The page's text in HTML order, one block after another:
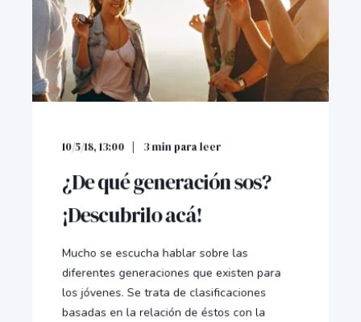
10/5/18, 13:00 3min para leer
¿De qué generación sos?
¡Descubrilo acá!
Mucho se escucha hablar sobre las
diferentes generaciones que existen para
los jóvenes. Se trata de clasificaciones
basadas en la relación de éstos con la